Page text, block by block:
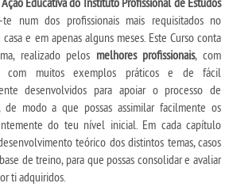
num dos profissionais mais requisitados no
e em apenas alguns meses. Este Curso conta
realizado pelos melhores profissionais, com
com muitos exemplos práticos e de fácil
desenvolvidos para apoiar o processo de
de modo a que possas assimilar facilmente os
do teu nível inicial. Em cada capítulo
teórico dos distintos temas, casos
de treino, para que possas consolidar e avaliar
ti adquiridos.